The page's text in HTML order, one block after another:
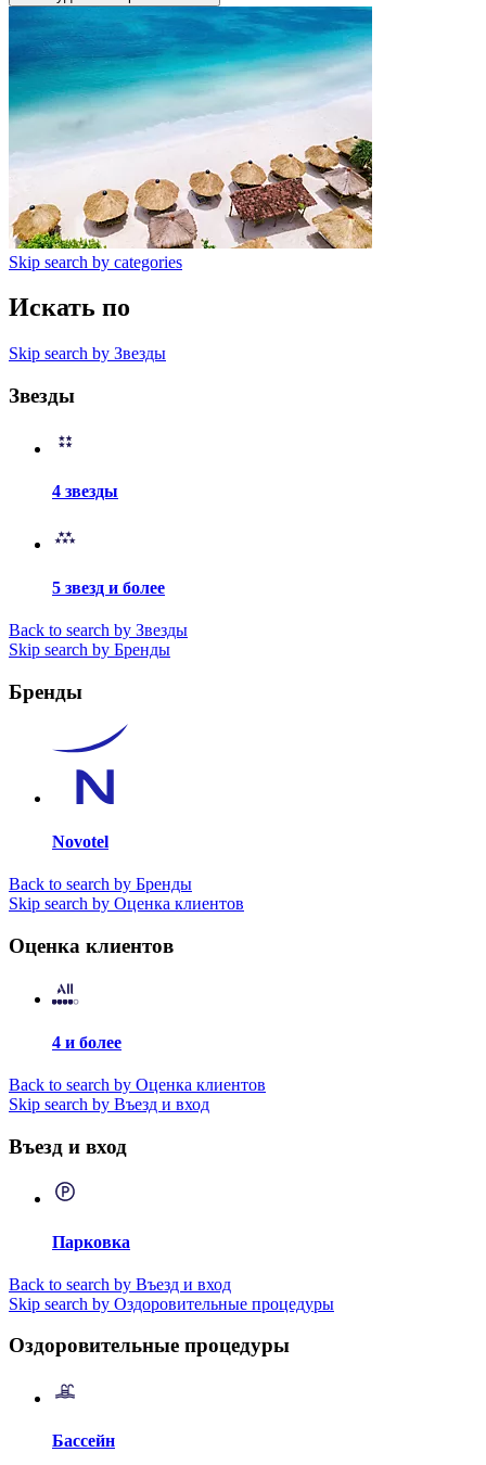
Skip search by categories
Искать по
Skip search by Звезды
Звезды
4 звезды
5 звезд и более
Back to search by Звезды
Skip search by Бренды
Бренды
Novotel
Back to search by Бренды
Skip search by Оценка клиентов
Оценка клиентов
4 и более
Back to search by Оценка клиентов
Skip search by Въезд и вход
Въезд и вход
Парковка
Back to search by Въезд и вход
Skip search by Оздоровительные процедуры
Оздоровительные процедуры
Бассейн